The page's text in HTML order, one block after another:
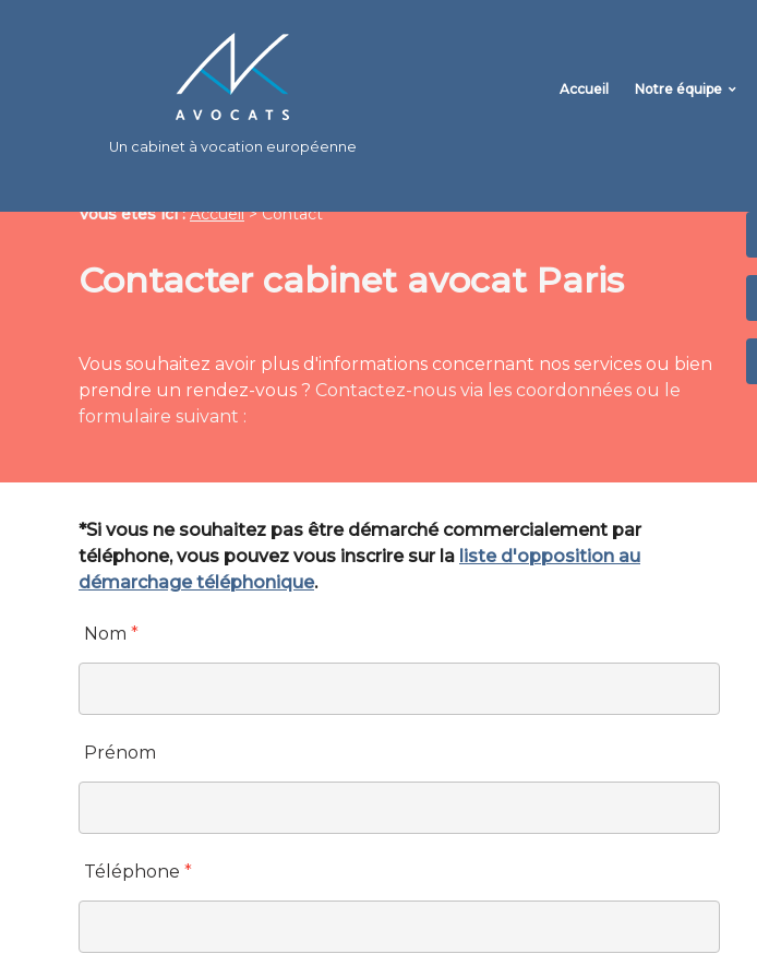
Un cabinet à vocation européenne
Accueil Notre équipe
Vous êtes ici : Accueil> Contact
Contacter cabinet avocat Paris
Vous souhaitez avoir plus d'informations concernant nos services ou bien
prendre un rendez-vous ? Contactez-nous via les coordonnées ou le
formulaire suivant :
*Si vous ne souhaitez pas être démarché commercialement par
téléphone, vous pouvez vous inscrire sur la liste d'opposition au
démarchage téléphonique.
Nom *
Prénom
Téléphone *